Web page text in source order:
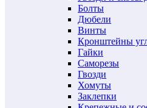
Болты
Дюбели
Винты
Кронштейны
Гайки
Саморезы
Гвозди
Хомуты
Заклепки